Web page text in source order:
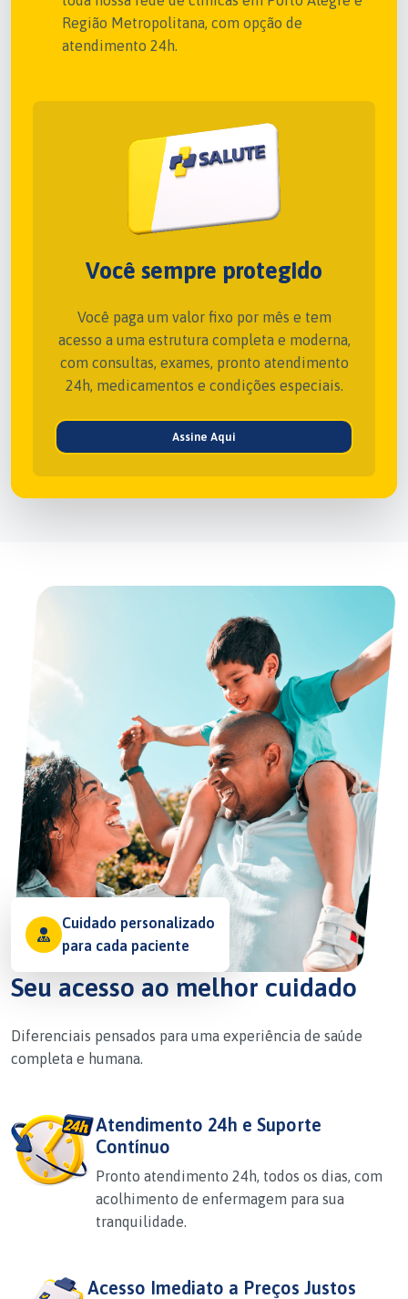
Região Metropolitana, com opção de
atendimento 24h.
Você sempre protegido
Você paga um valor fixo por mês e tem
acesso a uma estrutura completa e moderna,
com consultas, exames, pronto atendimento
24h, medicamentos e condições especiais.
Assine Aqui
Seu acesso ao melhor cuidado
Diferenciais pensados para uma experiência de saúde
completa e humana.
Atendimento 24h e Suporte
Contínuo
Pronto atendimento 24h, todos os dias, com
acolhimento de enfermagem para sua
tranquilidade.
Acesso Imediato a Preços Justos
Cuidado personalizado
para cada paciente